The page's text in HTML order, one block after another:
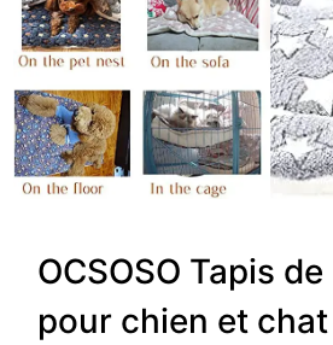
OCSOSO Tapis
pour chien et